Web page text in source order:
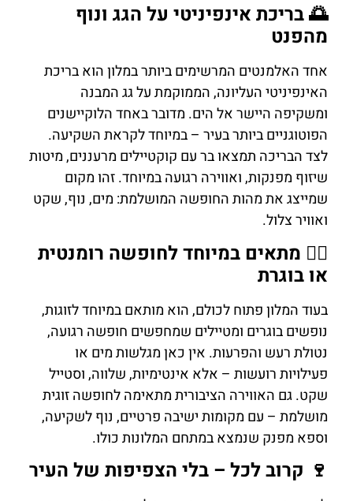
🌅 בריכת אינפיניטי על הגג ונוף
מהפנט
אחד האלמנטים המרשימים ביותר במלון הוא בריכת
האינפיניטי העליונה, הממוקמת על גג המבנה
ומשקיפה היישר אל הים. מדובר באחד הלוקיישנים
הפוטוגניים ביותר בעיר – במיוחד לקראת השקיעה.
לצד הבריכה תמצאו בר עם קוקטיילים מרעננים, מיטות
שיזוף מפנקות, ואווירה רגועה במיוחד. זהו מקום
שמייצג את מהות החופשה המושלמת: מים, נוף, שקט
ואוויר צלול.
🧘‍♂️ מתאים במיוחד לחופשה רומנטית
או בוגרת
בעוד המלון פתוח לכולם, הוא מותאם במיוחד לזוגות,
נופשים בוגרים ומטיילים שמחפשים חופשה רגועה,
נטולת רעש והפרעות. אין כאן מגלשות מים או
פעילויות רועשות – אלא אינטימיות, שלווה, וסטייל
שקט. גם האווירה הציבורית מתאימה לחופשה זוגית
מושלמת – עם מקומות ישיבה פרטיים, נוף לשקיעה,
וספא מפנק שנמצא במתחם המלונות כולו.
🍷 קרוב לכל – בלי הצפיפות של העיר